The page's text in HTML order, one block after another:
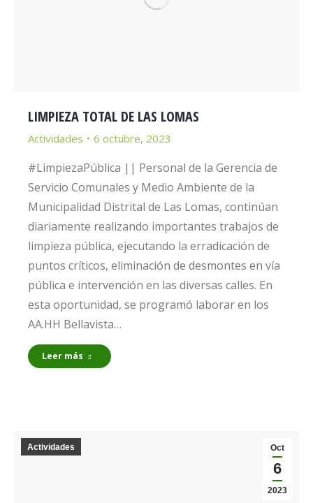
LIMPIEZA TOTAL DE LAS LOMAS
Actividades 6 octubre, 2023
#LimpiezaPública || Personal de la Gerencia de
Servicio Comunales y Medio Ambiente de la
Municipalidad Distrital de Las Lomas, continúan
diariamente realizando importantes trabajos de
limpieza pública, ejecutando la erradicación de
puntos críticos, eliminación de desmontes en vía
pública e intervención en las diversas calles. En
esta oportunidad, se programó laborar en los
AA.HH Bellavista…
Leer más
Oct
6
2023
Actividades